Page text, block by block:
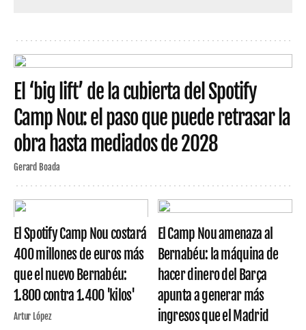
El ‘big lift’ de la cubierta del Spotify
Camp Nou: el paso que puede retrasar la
obra hasta mediados de 2028
Gerard Boada
El Spotify Camp Nou costará
400 millones de euros más
que el nuevo Bernabéu:
1.800 contra 1.400 'kilos'
Artur López
El Camp Nou amenaza al
Bernabéu: la máquina de
hacer dinero del Barça
apunta a generar más
ingresos que el Madrid